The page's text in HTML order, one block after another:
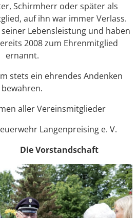
Schirmherr oder später als
auf ihn war immer Verlass.
Lebensleistung und haben
2008 zum Ehrenmitglied
ernannt.
ein ehrendes Andenken
bewahren.
Vereinsmitglieder
Langenpreising e. V.